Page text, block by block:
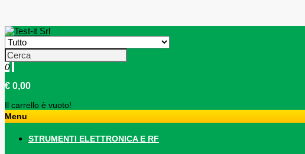
0
€ 0,00
Il carrello è vuoto!
Menu
STRUMENTI ELETTRONICA E RF